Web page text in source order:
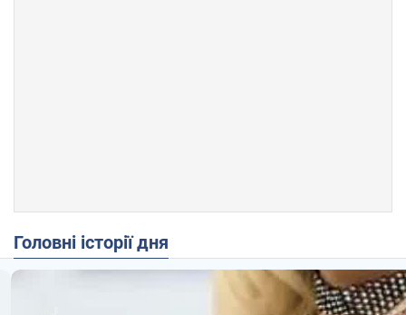
Головні історії дня